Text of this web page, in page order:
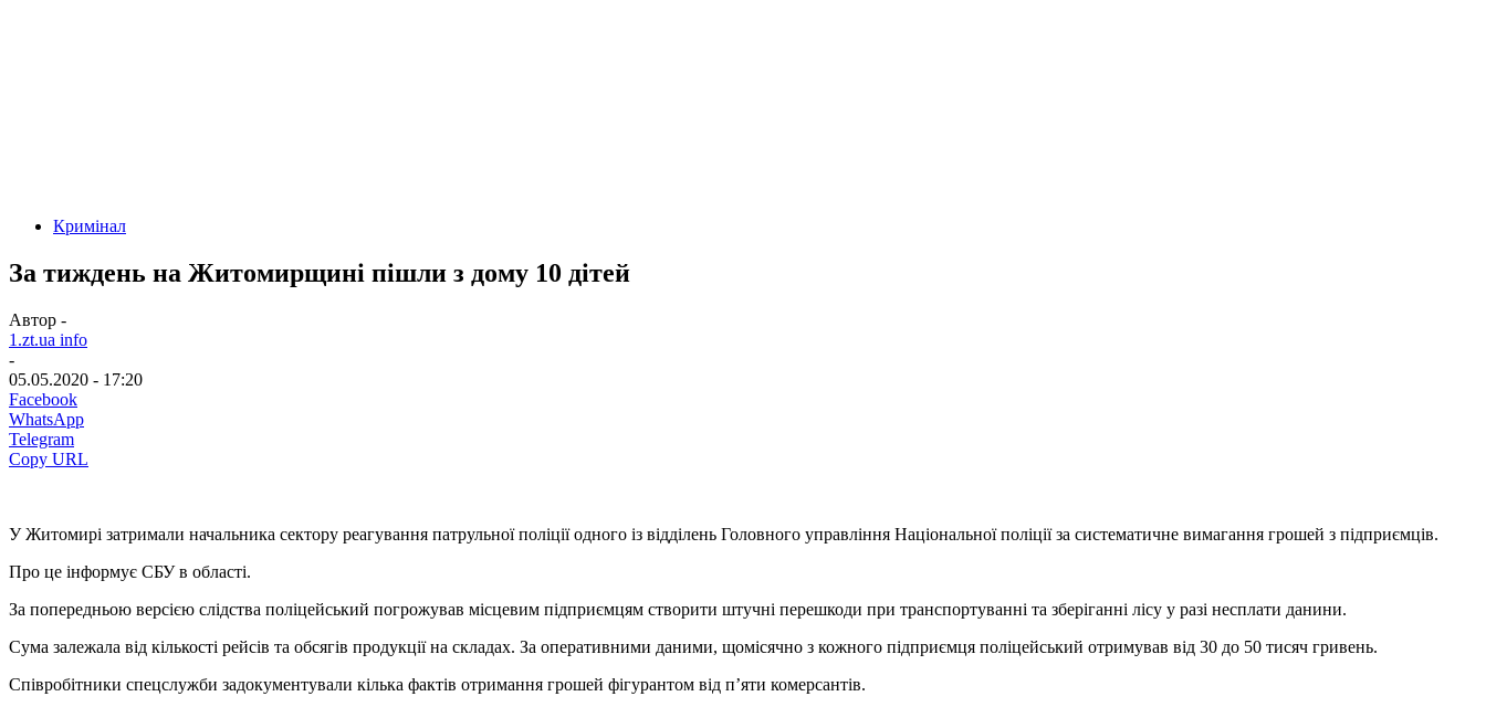
Кримінал
За тиждень на Житомирщині пішли з дому 10 дітей
Автор -
1.zt.ua info
-
05.05.2020 - 17:20
Facebook
WhatsApp
Telegram
Copy URL
У Житомирі затримали начальника сектору реагування патрульної поліції одного із відділень Головного управління Національної поліції за систематичне вимагання грошей з підприємців.
Про це інформує СБУ в області.
За попередньою версією слідства поліцейський погрожував місцевим підприємцям створити штучні перешкоди при транспортуванні та зберіганні лісу у разі несплати данини.
Сума залежала від кількості рейсів та обсягів продукції на складах. За оперативними даними, щомісячно з кожного підприємця поліцейський отримував від 30 до 50 тисяч гривень.
Співробітники спецслужби задокументували кілька фактів отримання грошей фігурантом від п’яти комерсантів.